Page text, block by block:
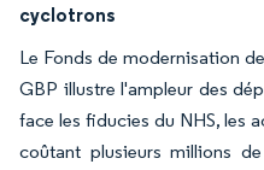
cyclotrons
Le Fonds de modernisation
GBP illustre l'ampleur des
face les fiducies du NHS, les
coûtant plusieurs millions